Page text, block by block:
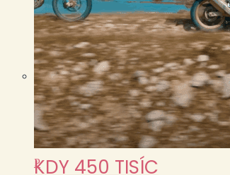
očima Biker
Boyz Garage
ONDRA VLK A
KTM 500 EXC:
KDY 450 TISÍC
P